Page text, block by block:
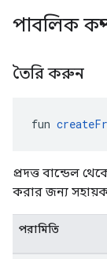
পাবলিক
তৈরি করুন
fun
প্রদত্ত বান্ডেল
করার জন্য
পরামিতি